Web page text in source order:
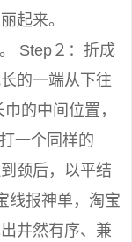
起来。
Step２：折成
的一端从下往
的中间位置，
一个同样的
颈后，以平结
线报神单，淘宝
井然有序、兼